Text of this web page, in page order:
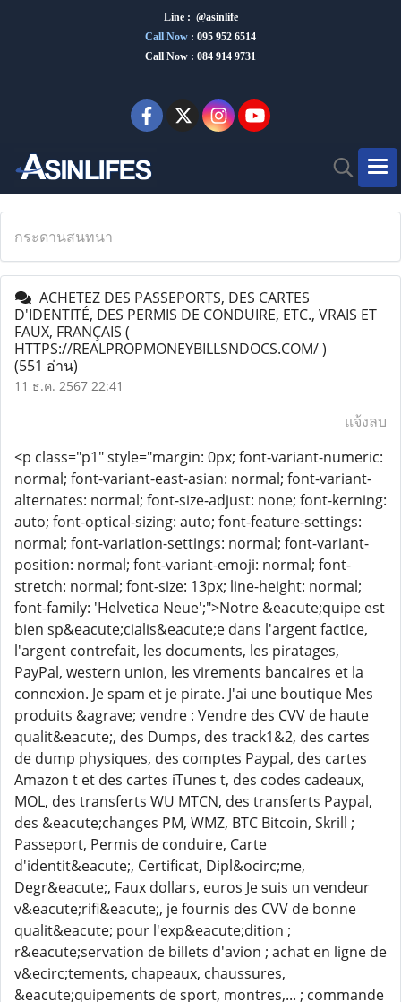
Line : @asinlife
Call Now : 095 952 6514
Call Now : 084 914 9731
กระดานสนทนา
ACHETEZ DES PASSEPORTS, DES CARTES
D'IDENTITÉ, DES PERMIS DE CONDUIRE, ETC., VRAIS ET
FAUX, FRANÇAIS (
HTTPS://REALPROPMONEYBILLSNDOCS.COM/ )
(551 อ่าน)
11 ธ.ค. 2567 22:41
แจ้งลบ
<p class="p1" style="margin: 0px; font-variant-numeric:
normal; font-variant-east-asian: normal; font-variant-
alternates: normal; font-size-adjust: none; font-kerning:
auto; font-optical-sizing: auto; font-feature-settings:
normal; font-variation-settings: normal; font-variant-
position: normal; font-variant-emoji: normal; font-
stretch: normal; font-size: 13px; line-height: normal;
font-family: 'Helvetica Neue';">Notre &eacute;quipe est
bien sp&eacute;cialis&eacute;e dans l'argent factice,
l'argent contrefait, les documents, les piratages,
PayPal, western union, les virements bancaires et la
connexion. Je spam et je pirate. J'ai une boutique Mes
produits &agrave; vendre : Vendre des CVV de haute
qualit&eacute;, des Dumps, des track1&2, des cartes
de dump physiques, des comptes Paypal, des cartes
Amazon t et des cartes iTunes t, des codes cadeaux,
MOL, des transferts WU MTCN, des transferts Paypal,
des &eacute;changes PM, WMZ, BTC Bitcoin, Skrill ;
Passeport, Permis de conduire, Carte
d'identit&eacute;, Certificat, Dipl&ocirc;me,
Degr&eacute;, Faux dollars, euros Je suis un vendeur
v&eacute;rifi&eacute;, je fournis des CVV de bonne
qualit&eacute; pour l'exp&eacute;dition ;
r&eacute;servation de billets d'avion ; achat en ligne de
v&ecirc;tements, chapeaux, chaussures,
&eacute;quipements de sport, montres,... ; commande